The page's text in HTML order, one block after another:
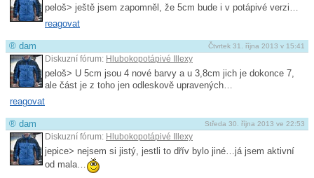
peloš> ještě jsem zapomněl, že 5cm bude i v potápivé verzi…
reagovat
Čtvrtek 31. října 2013 v 15:41
® dam
Diskuzní fórum: Hlubokopotápivé Illexy
peloš> U 5cm jsou 4 nové barvy a u 3,8cm jich je dokonce 7,
ale část je z toho jen odleskově upravených…
reagovat
Středa 30. října 2013 ve 22:53
® dam
Diskuzní fórum: Hlubokopotápivé Illexy
jepice> nejsem si jistý, jestli to dřív bylo jiné…já jsem aktivní
od mala…